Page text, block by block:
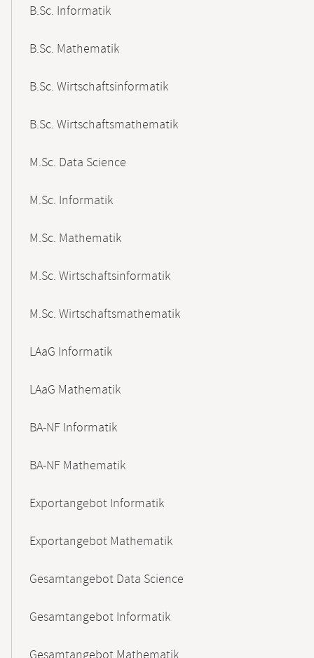
B.Sc. Informatik
B.Sc. Mathematik
B.Sc. Wirtschaftsinformatik
B.Sc. Wirtschaftsmathematik
M.Sc. Data Science
M.Sc. Informatik
M.Sc. Mathematik
M.Sc. Wirtschaftsinformatik
M.Sc. Wirtschaftsmathematik
LAaG Informatik
LAaG Mathematik
BA-NF Informatik
BA-NF Mathematik
Exportangebot Informatik
Exportangebot Mathematik
Gesamtangebot Data Science
Gesamtangebot Informatik